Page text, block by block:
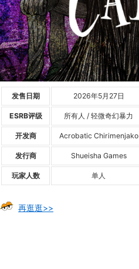
发售日期 2026年5月27日
ESRB评级 所有人 / 轻微奇幻暴力
开发商 Acrobatic Chirimenjako
发行商 Shueisha Games
玩家人数 单人
再逛逛>>